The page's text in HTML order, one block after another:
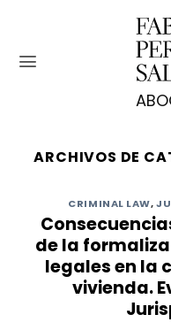
contenido
ARCHIVOS DE
CRIMINAL LAW,
de la
legales en la
vivienda.